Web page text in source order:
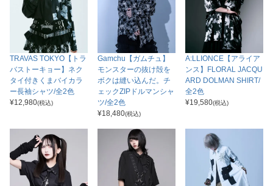
TRAVAS TOKYO【トラ
バストーキョー】ネク
タイ付きくまバイカラ
ー長袖シャツ/全2色
¥12,980(税込)
Gamchu【ガムチュ】
モンスターの抜け殻を
ボクは縫い込んだ。チ
ェックZIPドルマンシャ
ツ/全2色
¥18,480(税込)
A:LLIONCE【アライア
ンス】FLORAL JACQU
ARD DOLMAN SHIRT/
全2色
¥19,580(税込)